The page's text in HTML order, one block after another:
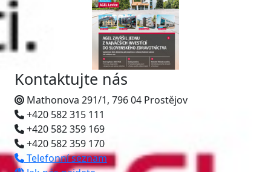
Kontaktujte nás
Mathonova 291/1, 796 04 Prostějov
+420 582 315 111
+420 582 359 169
+420 582 359 170
Telefonní seznam